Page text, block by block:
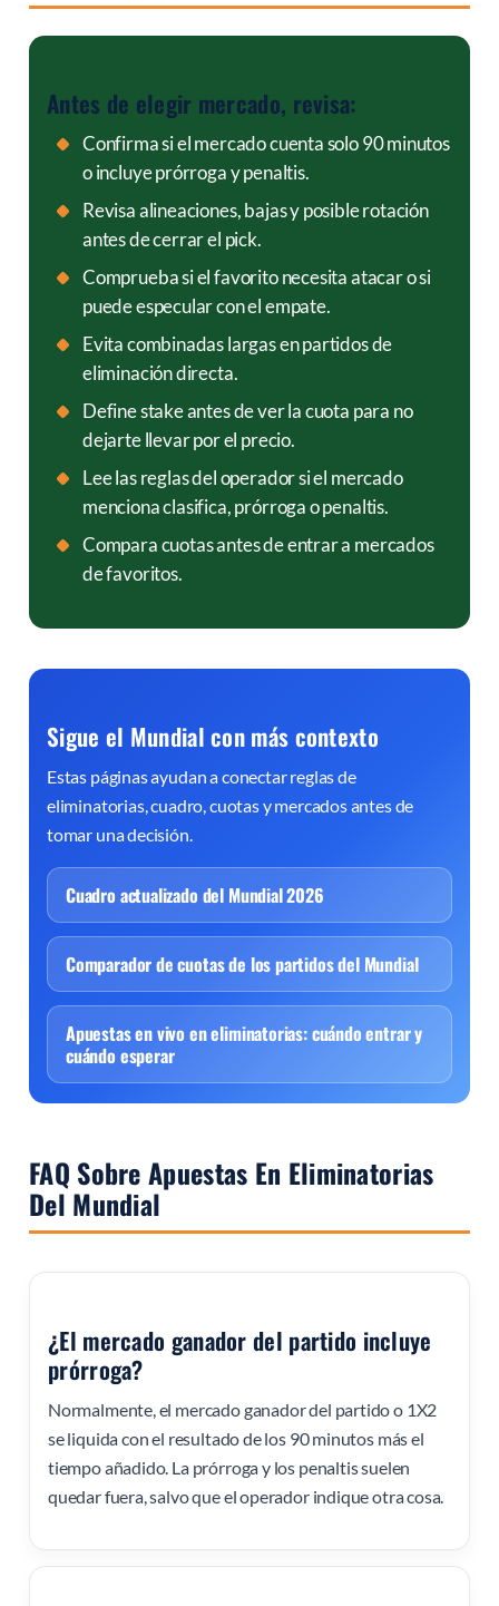
Antes de elegir mercado, revisa:
Confirma si el mercado cuenta solo 90 minutos
o incluye prórroga y penaltis.
Revisa alineaciones, bajas y posible rotación
antes de cerrar el pick.
Comprueba si el favorito necesita atacar o si
puede especular con el empate.
Evita combinadas largas en partidos de
eliminación directa.
Define stake antes de ver la cuota para no
dejarte llevar por el precio.
Lee las reglas del operador si el mercado
menciona clasifica, prórroga o penaltis.
Compara cuotas antes de entrar a mercados
de favoritos.
Sigue el Mundial con más contexto
Estas páginas ayudan a conectar reglas de
eliminatorias, cuadro, cuotas y mercados antes de
tomar una decisión.
Cuadro actualizado del Mundial 2026
Comparador de cuotas de los partidos del Mundial
Apuestas en vivo en eliminatorias: cuándo entrar y
cuándo esperar
FAQ Sobre Apuestas En Eliminatorias
Del Mundial
¿El mercado ganador del partido incluye
prórroga?
Normalmente, el mercado ganador del partido o 1X2
se liquida con el resultado de los 90 minutos más el
tiempo añadido. La prórroga y los penaltis suelen
quedar fuera, salvo que el operador indique otra cosa.